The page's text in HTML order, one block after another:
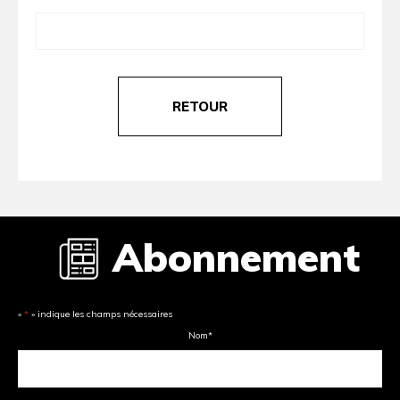
RETOUR
Abonnement
« * » indique les champs nécessaires
Nom*